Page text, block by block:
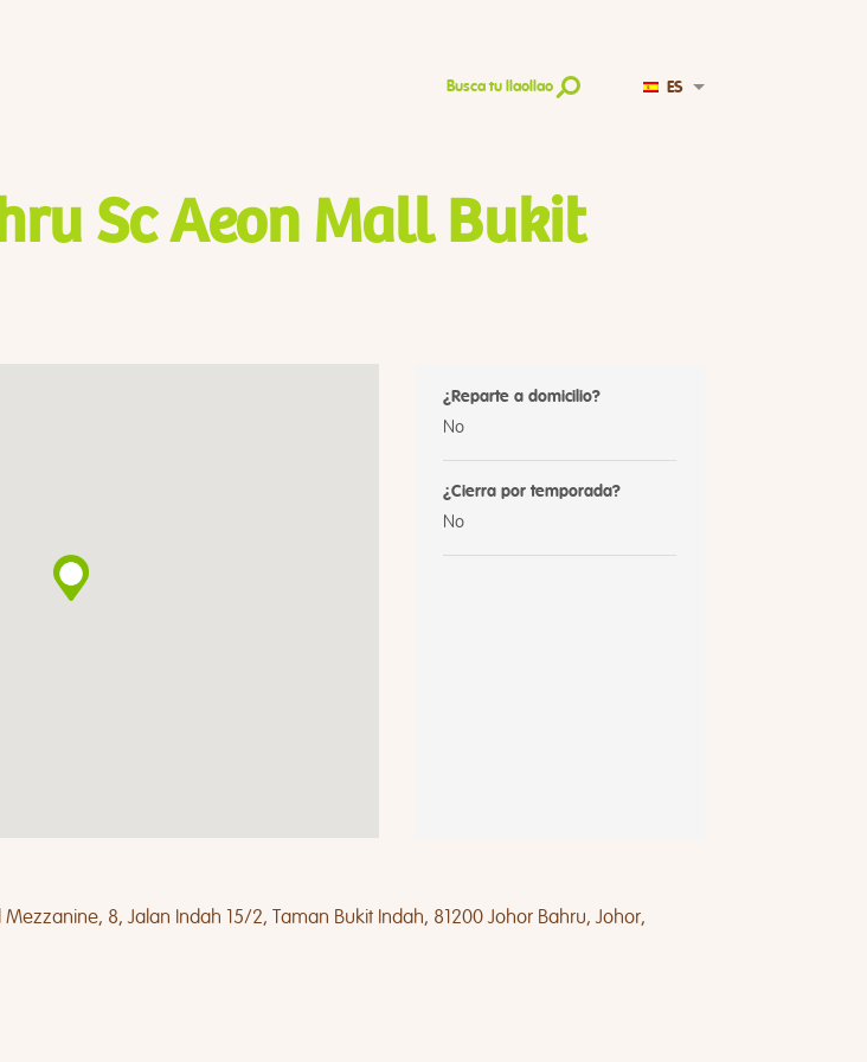
Busca tu llaollao ES
Sc Aeon Mall Bukit
¿Reparte a domicilio?
No
¿Cierra por temporada?
No
8, Jalan Indah 15/2, Taman Bukit Indah, 81200 Johor Bahru, Johor,